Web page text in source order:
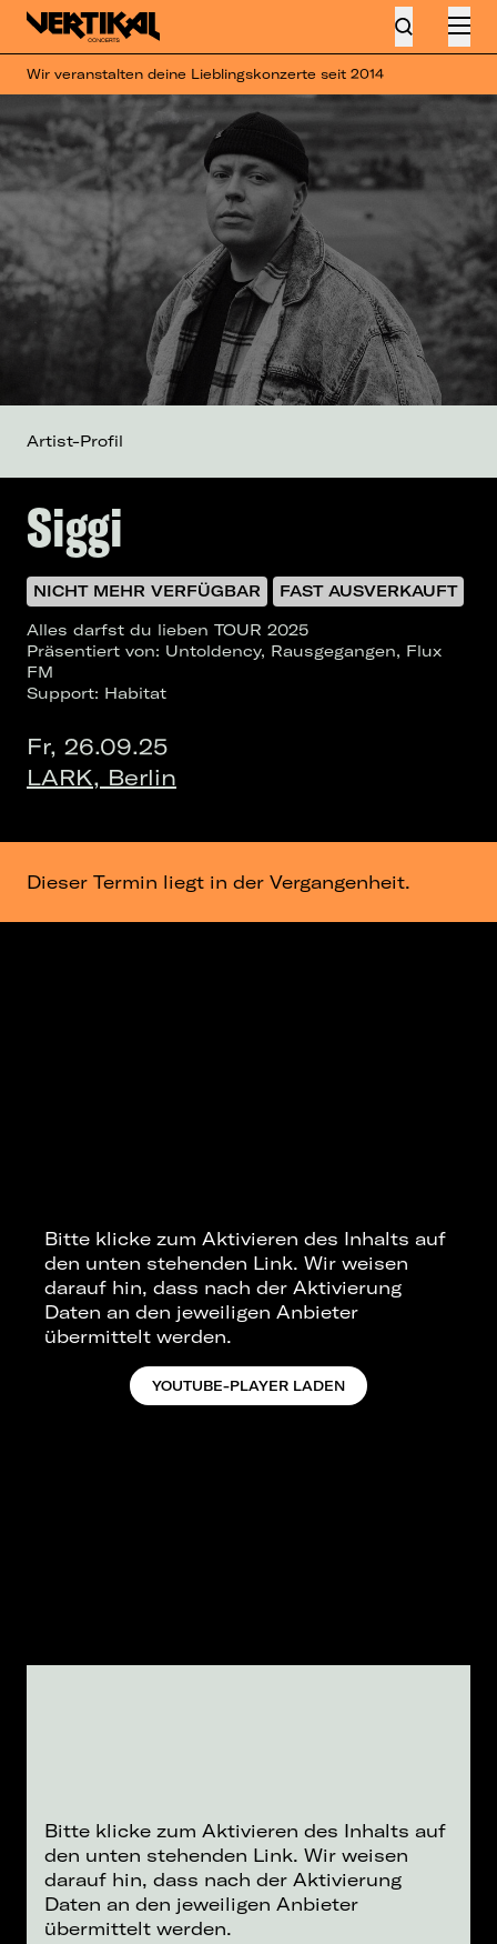
Wir veranstalten deine Lieblingskonzerte seit 2014
Siggi
NICHT MEHR VERFÜGBAR
FAST AUSVERKAUFT
Alles darfst du lieben TOUR 2025
Präsentiert von: Untoldency, Rausgegangen, Flux
FM
Support: Habitat
Fr, 26.09.25
LARK, Berlin
Artist-Profil
Dieser Termin liegt in der Vergangenheit.
Bitte klicke zum Aktivieren des Inhalts auf
den unten stehenden Link. Wir weisen
darauf hin, dass nach der Aktivierung
Daten an den jeweiligen Anbieter
übermittelt werden.
YOUTUBE-PLAYER LADEN
Bitte klicke zum Aktivieren des Inhalts auf
den unten stehenden Link. Wir weisen
darauf hin, dass nach der Aktivierung
Daten an den jeweiligen Anbieter
übermittelt werden.